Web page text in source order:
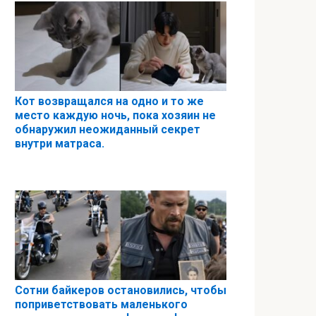
Кот возвращался на одно и то же
место каждую ночь, пока хозяин не
обнаружил неожиданный секрет
внутри матраса.
Сотни байкеров остановились, чтобы
поприветствовать маленького